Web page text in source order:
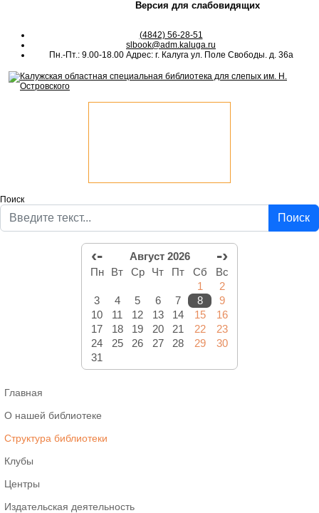
Версия для слабовидящих
(4842) 56-28-51
slbook@adm.kaluga.ru
Пн.-Пт.: 9.00-18.00 Адрес: г. Калуга ул. Поле Свободы. д. 36а
Поиск
Поиск
‹- Август 2026 -›
Пн Вт Ср Чт Пт Сб
Вс
1
2
3
4 5 6 7 8
9
10
11 12 13 14 15
16
17
18 19 20 21 22
23
24
25 26 27 28 29
30
31
Главная
О нашей библиотеке
Структура библиотеки
Клубы
Центры
Издательская деятельность